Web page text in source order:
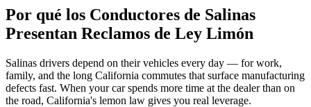
Por qué los Conductores de Salinas
Presentan Reclamos de Ley Limón
Salinas drivers depend on their vehicles every day — for work,
family, and the long California commutes that surface manufacturing
defects fast. When your car spends more time at the dealer than on
the road, California's lemon law gives you real leverage.